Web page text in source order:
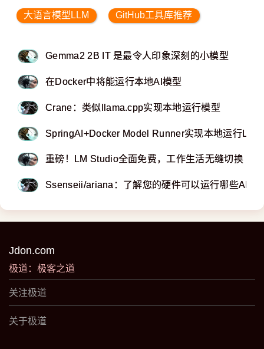
大语言模型LLM GitHub工具库推荐
Gemma2 2B IT 是最令人印象深刻的小模型
在Docker中将能运行本地AI模型
Crane：类似llama.cpp实现本地运行模型
SpringAI+Docker Model Runner实现本地运行LLM
重磅！LM Studio全面免费，工作生活无缝切换
Ssenseii/ariana：了解您的硬件可以运行哪些AI模
Jdon.com
极道：极客之道
关注极道
关于极道